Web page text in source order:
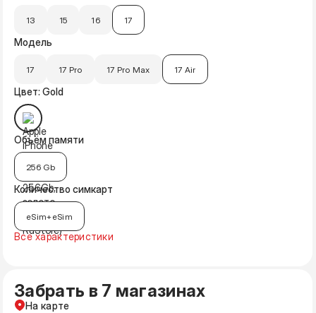
13 15 16 17
Модель
17 17 Pro 17 Pro Max 17 Air
Цвет: Gold
Объём памяти
256 Gb
Количество симкарт
eSim+eSim
Все характеристики
Забрать в 7 магазинах
На карте